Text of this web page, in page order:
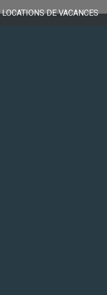
LOCATIONS DE VACANCES